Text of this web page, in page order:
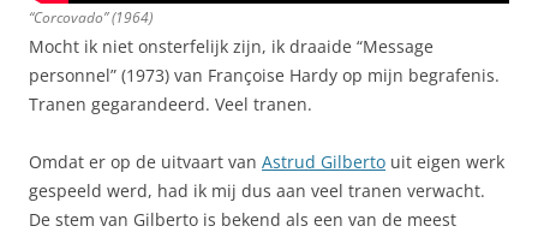
“Corcovado” (1964)
Mocht ik niet onsterfelijk zijn, ik draaide “Message
personnel” (1973) van Françoise Hardy op mijn begrafenis.
Tranen gegarandeerd. Veel tranen.
Omdat er op de uitvaart van Astrud Gilberto uit eigen werk
gespeeld werd, had ik mij dus aan veel tranen verwacht.
De stem van Gilberto is bekend als een van de meest